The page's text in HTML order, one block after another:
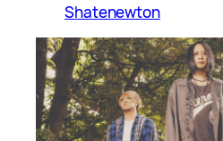
Shatenewton